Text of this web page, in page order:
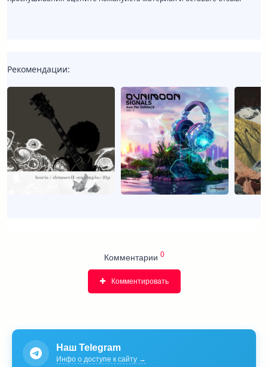
Рекомендации:
Комментарии 0
Комментировать
Наш Telegram
Инфо о доступе к сайту →